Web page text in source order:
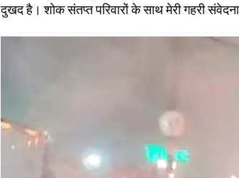
दुखद है। शोक संतप्त परिवारों के साथ मेरी गहरी